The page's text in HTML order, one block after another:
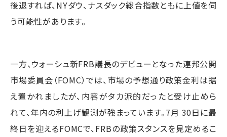
後退すれば、NYダウ、ナスダック総合指数ともに上値を伺
う可能性があります。
一方、ウォーシュ新FRB議長のデビューとなった連邦公開
市場委員会（FOMC）では、市場の予想通り政策金利は据
え置かれましたが、内容がタカ派的だったと受け止めら
れて、年内の利上げ観測が強まっています。7月 30日に最
終日を迎えるFOMCで、FRBの政策スタンスを見定めるこ